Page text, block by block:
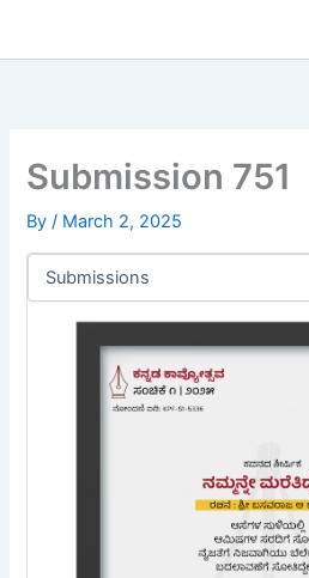
Submission 751
By/ March 2, 2025